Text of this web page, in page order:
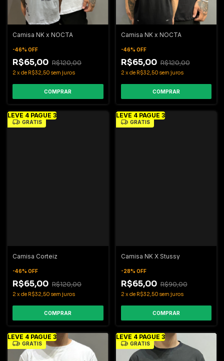
Camisa NK x NOCTA
-46% OFF
R$65,00 R$120,00
2 xde R$32,50 sem juros
COMPRAR
Camisa NK x NOCTA
-46% OFF
R$65,00 R$120,00
2 xde R$32,50 sem juros
COMPRAR
LEVE 4 PAGUE 3
GRÁTIS
Camisa Corteiz
-46% OFF
R$65,00 R$120,00
2 xde R$32,50 sem juros
COMPRAR
LEVE 4 PAGUE 3
GRÁTIS
Camisa NK X Stussy
-28% OFF
R$65,00 R$90,00
2 xde R$32,50 sem juros
COMPRAR
LEVE 4 PAGUE 3
GRÁTIS
LEVE 4 PAGUE 3
GRÁTIS